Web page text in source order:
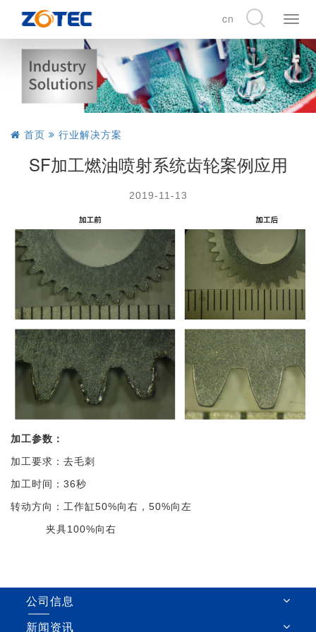
展
导
航
cn
CN
EN
DE
首页 行业解决方案
SF加工燃油喷射系统齿轮案例应用
2019-11-13
加工参数：
加工要求：去毛刺
加工时间：36秒
转动方向：工作缸50%向右，50%向左
夹具100%向右
公司信息
新闻资讯